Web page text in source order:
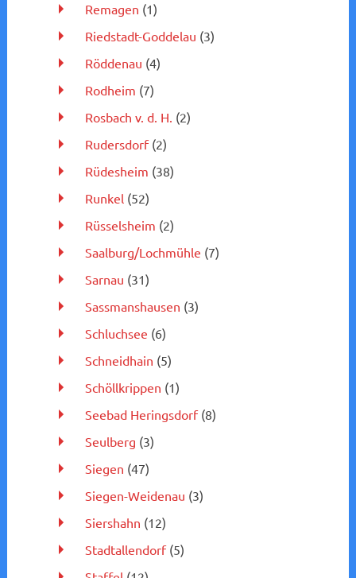
Remagen (1)
Riedstadt-Goddelau (3)
Röddenau (4)
Rodheim (7)
Rosbach v. d. H. (2)
Rudersdorf(2)
Rüdesheim (38)
Runkel(52)
Rüsselsheim (2)
Saalburg/Lochmühle (7)
Sarnau (31)
Sassmanshausen (3)
Schluchsee (6)
Schneidhain (5)
Schöllkrippen (1)
Seebad Heringsdorf(8)
Seulberg (3)
Siegen (47)
Siegen-Weidenau (3)
Siershahn (12)
Stadtallendorf(5)